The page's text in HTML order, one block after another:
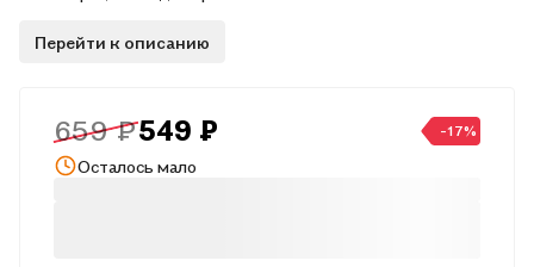
Перейти к описанию
659 ₽549 ₽ -17%
Осталось мало